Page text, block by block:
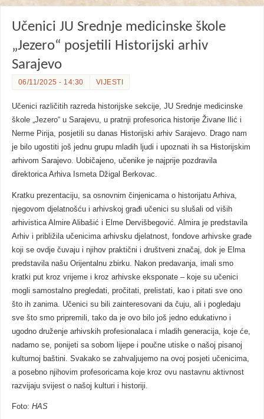
Učenici JU Srednje medicinske škole
„Jezero“ posjetili Historijski arhiv
Sarajevo
06/11/2025 - 14:30 VIJESTI
Učenici različitih razreda historijske sekcije, JU Srednje medicinske
škole „Jezero“ u Sarajevu, u pratnji profesorica historije Živane Ilić i
Nerme Pirija, posjetili su danas Historijski arhiv Sarajevo. Drago nam
je bilo ugostiti još jednu grupu mladih ljudi i upoznati ih sa Historijskim
arhivom Sarajevo. Uobičajeno, učenike je najprije pozdravila
direktorica Arhiva Ismeta Džigal Berkovac.
Kratku prezentaciju, sa osnovnim činjenicama o historijatu Arhiva,
njegovom djelatnošću i arhivskoj građi učenici su slušali od viših
arhivistica Almire Alibašić i Elme Dervišbegović. Almira je predstavila
Arhiv i približila učenicima arhivsku djelatnost, fondove arhivske građe
koji se ovdje čuvaju i njihov praktični i društveni značaj, dok je Elma
predstavila našu Orijentalnu zbirku. Nakon predavanja, imali smo
kratki put kroz vrijeme i kroz arhivske eksponate – koje su učenici
mogli samostalno pregledati, pročitati, prelistati, kao i pitati sve ono
što ih zanima. Učenici su bili zainteresovani da čuju, ali i pogledaju
sve što smo pripremili, tako da je ovo bilo još jedno edukativno i
ugodno druženje arhivskih profesionalaca i mladih generacija, koje će,
nadamo se, ponijeti sa sobom lijepe i poučne utiske o našoj pisanoj
kulturnoj baštini. Svakako se zahvaljujemo na ovoj posjeti učenicima,
a posebno njihovim profesoricama koje kroz ovu nastavnu aktivnost
razvijaju svijest o našoj kulturi i historiji.
Foto: HAS